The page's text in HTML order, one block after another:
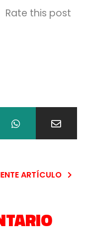
Rate this post
ARTÍCULO